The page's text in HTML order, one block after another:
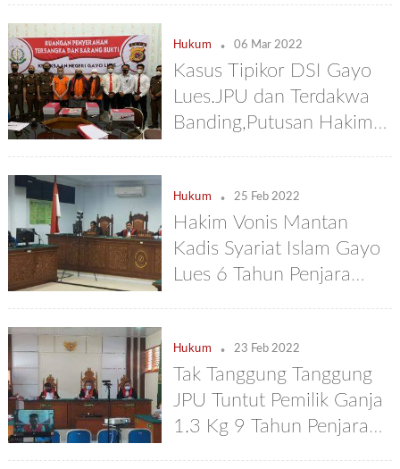
Hukum . 06 Mar 2022
Kasus Tipikor DSI Gayo
Lues.JPU dan Terdakwa
Banding,Putusan Hakim
Hukum . 25 Feb 2022
Hakim Vonis Mantan
Kadis Syariat Islam Gayo
Lues 6 Tahun Penjara
Hukum . 23 Feb 2022
Tak Tanggung Tanggung
JPU Tuntut Pemilik Ganja
1.3 Kg 9 Tahun Penjara